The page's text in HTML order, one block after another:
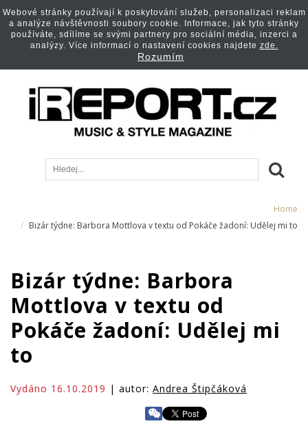
Home
Bizár týdne: Barbora Mottlova v textu od Pokáče žadoní: Udělej mi to
Bizár týdne: Barbora
Mottlova v textu od
Pokáče žadoní: Udělej mi
to
Vydáno 16.10.2019 | autor: Andrea Štipčáková
Webové stránky používají k poskytování služeb, personalizaci reklam
a analýze návštěvnosti soubory cookie. Informace, jak tyto stránky
používáte, sdílíme se svými partnery pro sociální média, inzerci a
analýzy. Více informací o nastavení cookies najdete zde.
Rozumím